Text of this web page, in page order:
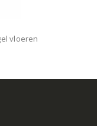
vloeren